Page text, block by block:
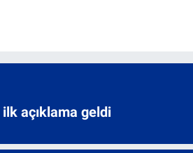
ilk açıklama geldi